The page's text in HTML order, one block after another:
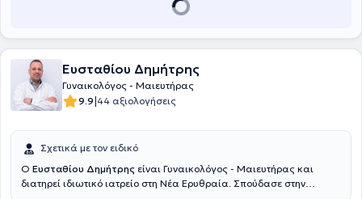
Ευσταθίου Δημήτρης
Γυναικολόγος - Μαιευτήρας
9.9|44 αξιολογήσεις
Σχετικά με τον ειδικό
Ο Ευσταθίου Δημήτρης είναι Γυναικολόγος - Μαιευτήρας και
διατηρεί ιδιωτικό ιατρείο στη Νέα Ερυθραία. Σπούδασε στην